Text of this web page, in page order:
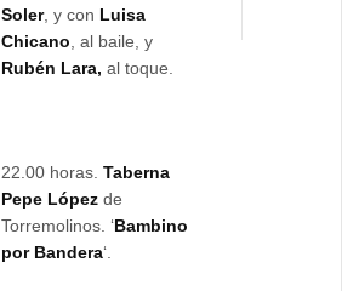
Soler, y con Luisa
Chicano , al baile, y
Rubén Lara, al toque.
22.00 horas.Taberna
Pepe López de
Torremolinos. ‘Bambino
por Bandera‘.